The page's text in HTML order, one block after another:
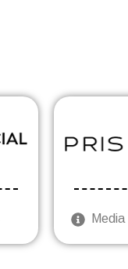
Media